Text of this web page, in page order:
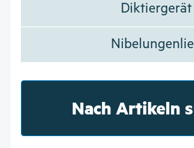
Diktiergerät
Nach Artikeln